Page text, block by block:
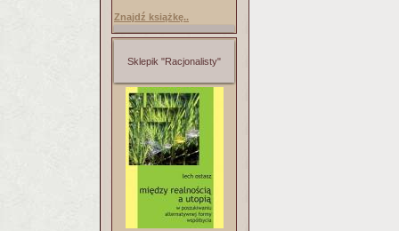
Znajdź książkę..
Sklepik "Racjonalisty"